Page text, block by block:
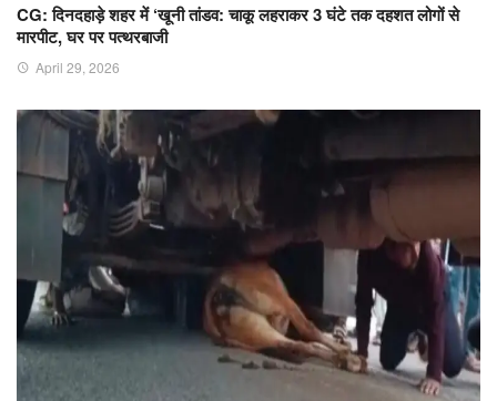
CG: दिनदहाड़े शहर में ‘खूनी तांडव: चाकू लहराकर 3 घंटे तक दहशत लोगों से
मारपीट, घर पर पत्थरबाजी
April 29, 2026